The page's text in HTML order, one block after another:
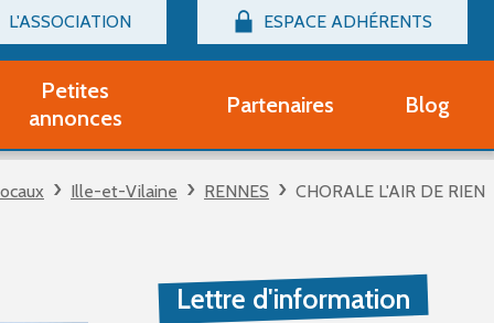
L'ASSOCIATION
Billetterie
adhérent Groupe Vocal
adhérent Partenaire
un compte Découverte
ESPACE ADHÉRENTS
Connexion
Petites
annonces
d'occasion
Partenaires Blog
Ille-et-Vilaine RENNES CHORALE L'AIR DE RIEN
Lettre d'information